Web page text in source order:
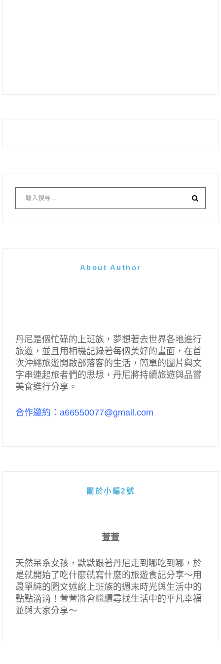
About Author
丹尼是個忙碌的上班族，夢想著去世界各地進行
旅遊，並且用相機記錄著每個美好的畫面，在首
次沖繩旅遊開啟部落客的生活，簡單的圖片與文
字串連起旅者們的思想，丹尼將持續旅遊與品嘗
美食進行分享。
合作邀約：a66550077@gmail.com
關於小編2號
萱萱
天然呆系女孩，默默跟著丹尼走到哪吃到哪，於
是就開始了吃什麼就寫什麼的旅遊食記分享～用
最單純的圖文述說上班族的週末時光與生活中的
點點滴滴！萱萱將會繼續尋找生活中的平凡幸福
並與大家分享～